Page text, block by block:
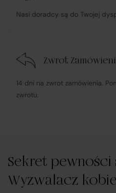
Nasi doradcy są do Twojej
Zwrot
14 dni na zwrot zamówienia.
zwrotu.
Sekret pewności
Wyzwalacz